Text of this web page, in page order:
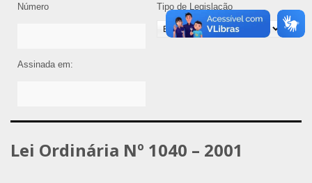
Número Tipo de Legislação
Assinada em:
Lei Ordinária Nº 1040 – 2001